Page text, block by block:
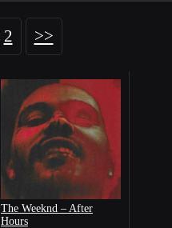
2 >>
The Weeknd – After
Hours